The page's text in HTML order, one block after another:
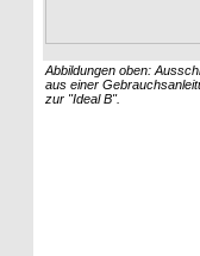
Abbildungen oben:
aus einer
zur "Ideal B".